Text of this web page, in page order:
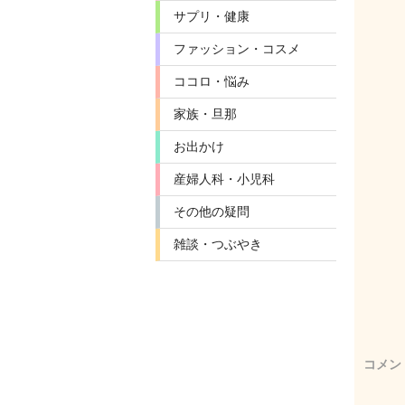
サプリ・健康
ファッション・コスメ
ココロ・悩み
家族・旦那
お出かけ
産婦人科・小児科
その他の疑問
雑談・つぶやき
コメン